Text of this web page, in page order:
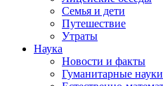
Семья и дети
Путешествие
Утраты
Наука
Новости и факты
Гуманитарные науки